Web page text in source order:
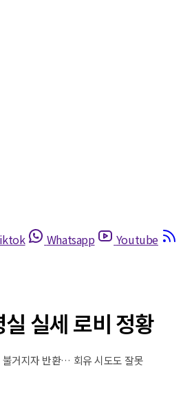
Whatsapp
Youtube
실세 로비 정황
불거지자 반환… 회유 시도도 잘못